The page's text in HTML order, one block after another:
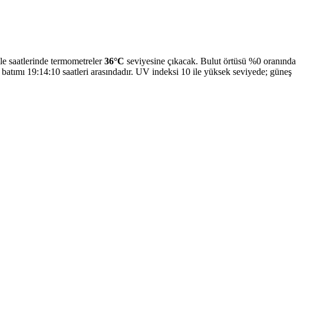
saatlerinde termometreler36°C seviyesine çıkacak. Bulut örtüsü %0 oranında
19:14:10 saatleri arasındadır. UV indeksi 10 ile yüksek seviyede; güneş